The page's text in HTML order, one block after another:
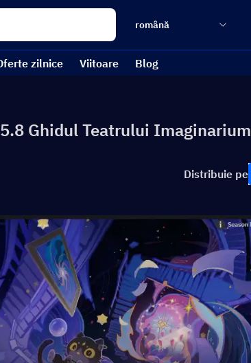
română
zilnice Viitoare Blog
Ghidul Teatrului Imaginarium
Distribuie pe